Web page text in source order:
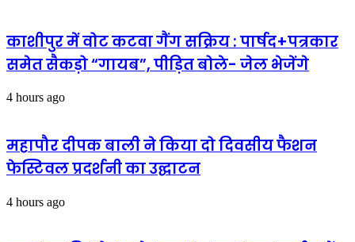
ने
दी
अहिल्याबाई
की
पर
श्रद्धांजलि
जान?
काशीपुर में वोट कटवा गैंग सक्रिय : पार्षद+पत्रकार
समेत सैकड़ो “गायब”, पीड़ित बोले- जेल भेजेंगे
4 hours ago
महापौर दीपक बाली ने किया दो दिवसीय फैशन
फेस्टिवल प्रदर्शनी का उद्घाटन
4 hours ago